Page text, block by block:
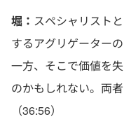
堀： スペシャリスト
するアグリゲーター
一方、そこで価値を
のかもしれない。両
（36:56）